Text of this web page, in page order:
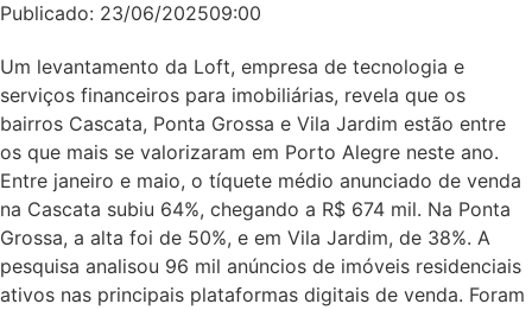
Publicado: 23/06/202509:00
Um levantamento da Loft, empresa de tecnologia e
serviços financeiros para imobiliárias, revela que os
bairros Cascata, Ponta Grossa e Vila Jardim estão entre
os que mais se valorizaram em Porto Alegre neste ano.
Entre janeiro e maio, o tíquete médio anunciado de venda
na Cascata subiu 64%, chegando a R$ 674 mil. Na Ponta
Grossa, a alta foi de 50%, e em Vila Jardim, de 38%. A
pesquisa analisou 96 mil anúncios de imóveis residenciais
ativos nas principais plataformas digitais de venda. Foram